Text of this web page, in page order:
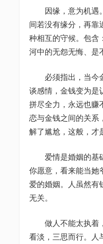
因缘，意为机遇
间若没有缘分，再靠
种相互的守候。包含
河中的无怨无悔、是
必须指出，当今
谈感情，金钱变为是
拼尽全力，永远也赚
恋与金钱之间的关系
解了尴尬，这般，才
爱情是婚姻的基
你愿意，看来能当她
爱的婚姻。人虽然有
无关。
做人不能太执着
看淡，三思而行。人